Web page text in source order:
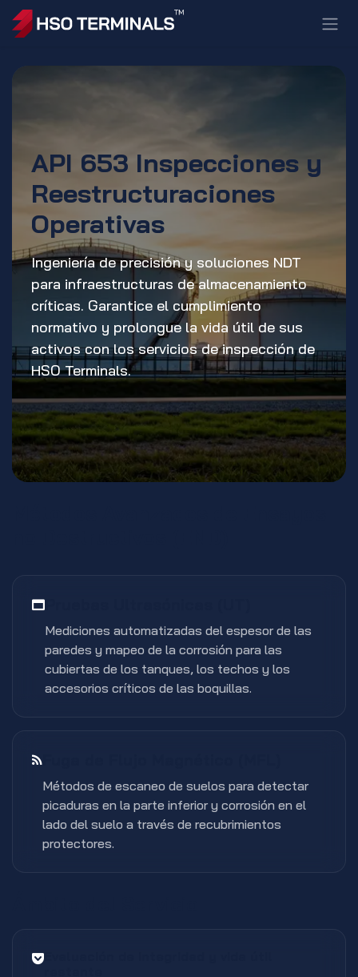
Ir al contenido
API 653 Inspecciones y
Reestructuraciones
Operativas
Ingeniería de precisión y soluciones NDT
para infraestructuras de almacenamiento
críticas. Garantice el cumplimiento
normativo y prolongue la vida útil de sus
activos con los servicios de inspección de
HSO Terminals.
Mediciones automatizadas del espesor de las
paredes y mapeo de la corrosión para las
cubiertas de los tanques, los techos y los
accesorios críticos de las boquillas.
Métodos de escaneo de suelos para detectar
picaduras en la parte inferior y corrosión en el
lado del suelo a través de recubrimientos
protectores.